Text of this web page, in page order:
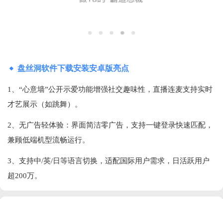
盘丝洞软件下载安装安卓版亮点
1、“心意墙”公开示爱功能增强社交趣味性，直播连麦支持实时
才艺展示（如跳舞）‌。
2、无广告轻体验‌：界面简洁零广告，支持一键登录快速匹配，
兼顾低端机型流畅运行‌。
3、支持中/英/日等语言切换，适配国际用户需求，日活跃用户
超200万‌。